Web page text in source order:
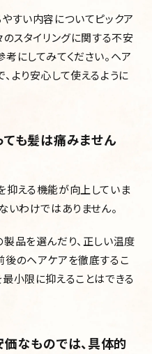
すい内容についてピックア
のスタイリングに関する不安
にしてみてください。ヘア
より安心して使えるように
も髪は痛みません
抑える機能が向上していま
いわけではありません。
品を選んだり、正しい温度
後のヘアケアを徹底するこ
小限に抑えることはできる
なものでは、具体的